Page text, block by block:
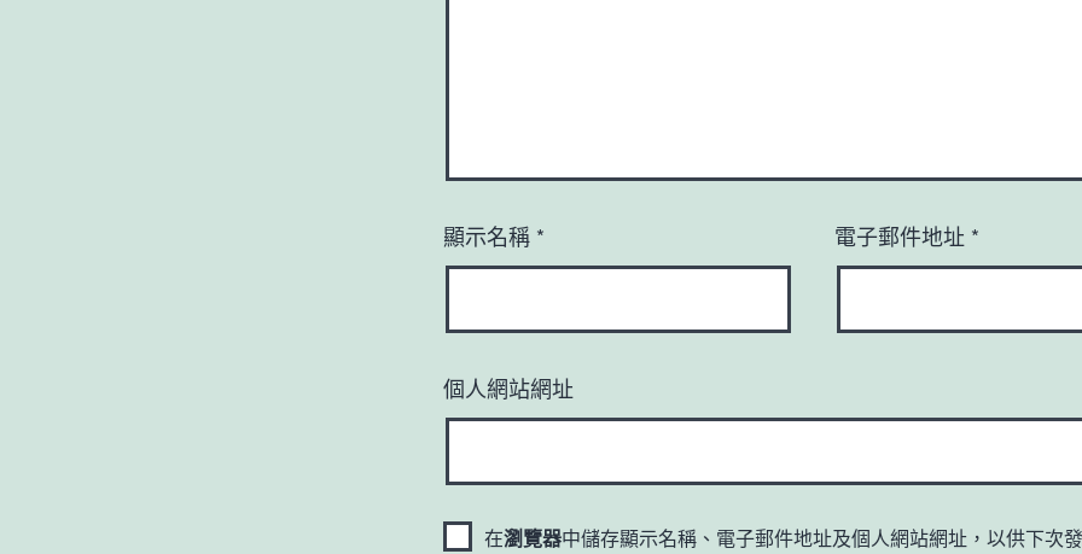
顯示名稱 * 電子郵件地址 *
個人網站網址
在瀏覽器中儲存顯示名稱、電子郵件地址及個人網站網址，以供下次